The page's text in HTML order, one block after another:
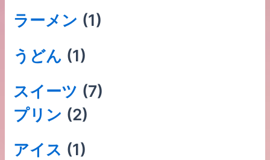
ラーメン (1)
うどん (1)
スイーツ (7)
プリン (2)
アイス (1)